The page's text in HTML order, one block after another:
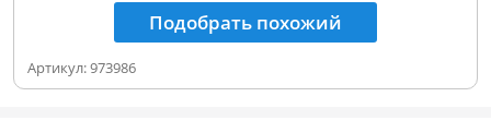
Подобрать похожий
Артикул:973986